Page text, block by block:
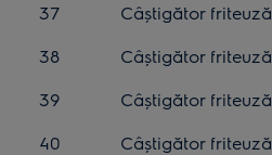
37
Câștigător friteuză
38
Câștigător friteuză
39
Câștigător friteuză
40
Câștigător friteuză